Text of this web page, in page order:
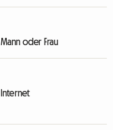
Mann oder Frau
Internet